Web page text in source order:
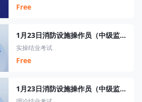
Free
1月23日消防设施操作员（中级监控）实操结业考试
实操结业考试
Free
1月23日消防设施操作员（中级监控）结业考试